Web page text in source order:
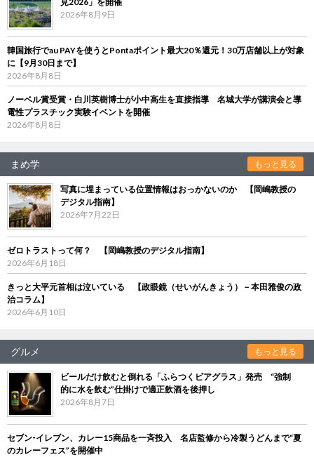
2026年8月9日
韓国旅行でau PAYを使うとPontaポイント最大20％還元！30万店舗以上が対象
に【9月30日まで】
2026年8月8日
ノーベル賞受賞・白川英樹博士が小中高生を直接指導 名城大学が講演会と導
電性プラスチック実験イベントを開催
2026年8月8日
まめ学 もっと見る
写真に埋まっている位置情報はおっかないのか 【岡嶋教授の
デジタル指南】
2026年7月22日
ゼロトラストって何？ 【岡嶋教授のデジタル指南】
2026年6月18日
きっと大平元首相は泣いている 【政眼鏡（せいがんきょう）－本田雅俊の政
治コラム】
2026年6月10日
グルメ もっと見る
ビールだけ飲むと倒れる「ふらつくビアグラス」発売 “強制
的に水を飲む”仕掛けで適正飲酒を後押し
2026年8月7日
セブン‐イレブン、カレー15商品を一斉投入 名店監修から冷製うどんまで“夏
のカレーフェス”を開催中